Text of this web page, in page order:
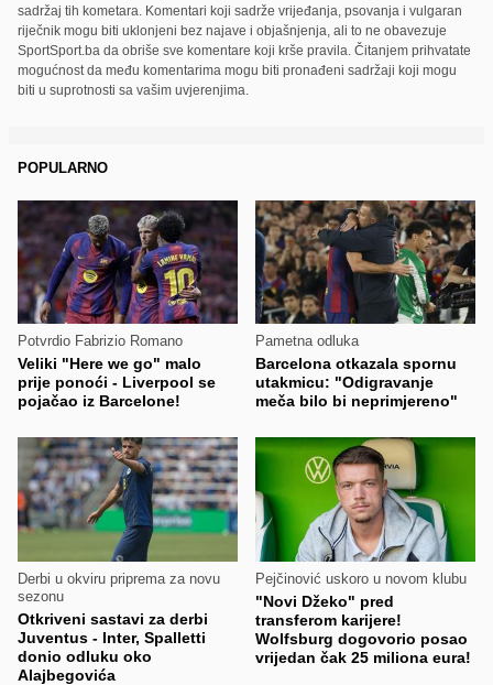
sadržaj tih kometara. Komentari koji sadrže vrijeđanja, psovanja i vulgaran
riječnik mogu biti uklonjeni bez najave i objašnjenja, ali to ne obavezuje
SportSport.ba da obriše sve komentare koji krše pravila. Čitanjem prihvatate
mogućnost da među komentarima mogu biti pronađeni sadržaji koji mogu
biti u suprotnosti sa vašim uvjerenjima.
POPULARNO
Potvrdio Fabrizio Romano
Veliki "Here we go" malo
prije ponoći - Liverpool se
pojačao iz Barcelone!
Pametna odluka
Barcelona otkazala spornu
utakmicu: "Odigravanje
meča bilo bi neprimjereno"
Derbi u okviru priprema za novu
sezonu
Otkriveni sastavi za derbi
Juventus - Inter, Spalletti
donio odluku oko
Alajbegovića
Pejčinović uskoro u novom klubu
"Novi Džeko" pred
transferom karijere!
Wolfsburg dogovorio posao
vrijedan čak 25 miliona eura!